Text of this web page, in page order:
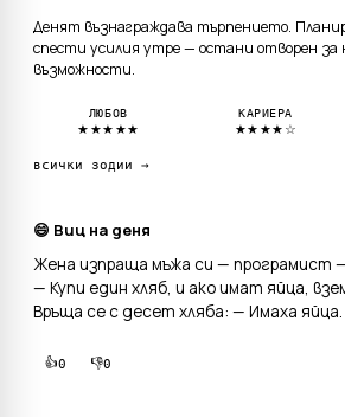
Денят възнаграждава търпението.
спести усилия утре — остани отворен за
възможности.
ЛЮБОВ
★★★★★
КАРИЕРА
★★★★☆
всички зодии →
😄 Виц на деня
Жена изпраща мъжа си — програмист
— Купи един хляб, и ако имат яйца,
Връща се с десет хляба: — Имаха яйца.
👍0 👎0